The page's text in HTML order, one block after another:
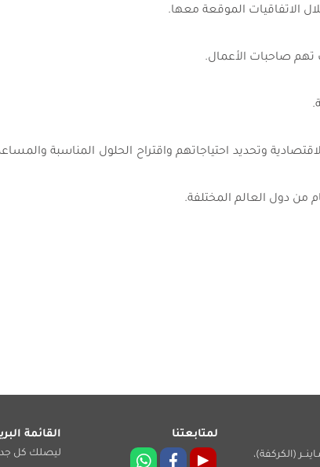
وتحديد احتياجاتهم واقتراح الحلول المناسبة
(الكركفة)،
لمتابعتنا القائمة
ليصلك كل